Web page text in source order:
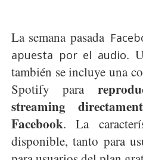
La semana pasada
apuesta por el audio.
también se incluye una
Spotify para
streaming
Facebook. La
disponible, tanto para